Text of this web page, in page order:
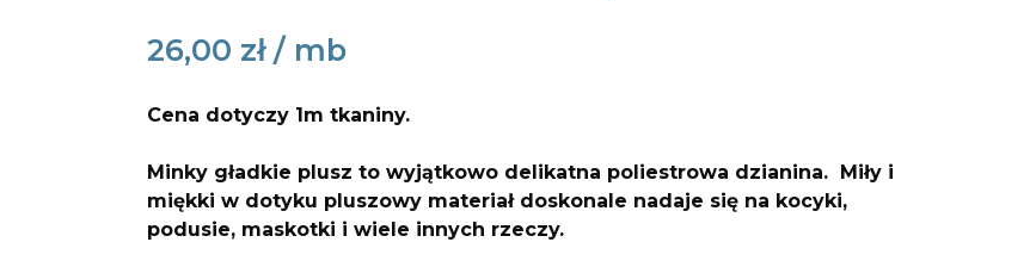
26,00 zł
Cena dotyczy 1m tkaniny.
Minky gładkie plusz to wyjątkowo delikatna poliestrowa dzianina. Miły i
miękki w dotyku pluszowy materiał doskonale nadaje się na kocyki,
podusie, maskotki i wiele innych rzeczy.